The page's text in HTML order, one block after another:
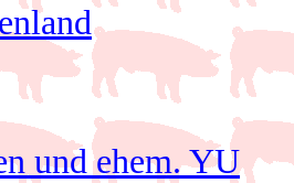
und ehem. YU